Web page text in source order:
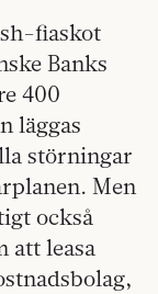
fiaskot
Banks
400
läggas
störningar
Men
också
att leasa